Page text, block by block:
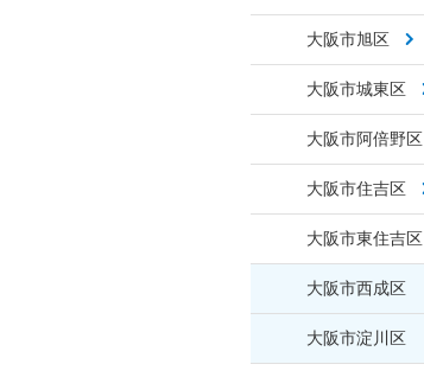
大阪市旭区
大阪市城東区
大阪市阿倍野区
大阪市住吉区
大阪市東住吉区
大阪市西成区
大阪市淀川区